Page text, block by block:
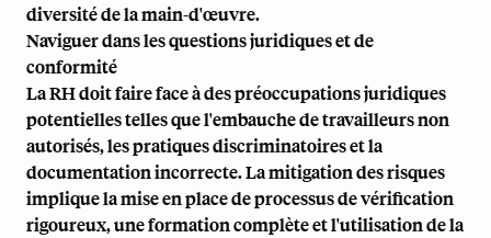
diversité de la main-d'œuvre.
Naviguer dans les questions juridiques et de
conformité
La RH doit faire face à des préoccupations juridiques
potentielles telles que l'embauche de travailleurs non
autorisés, les pratiques discriminatoires et la
documentation incorrecte. La mitigation des risques
implique la mise en place de processus de vérification
rigoureux, une formation complète et l'utilisation de la